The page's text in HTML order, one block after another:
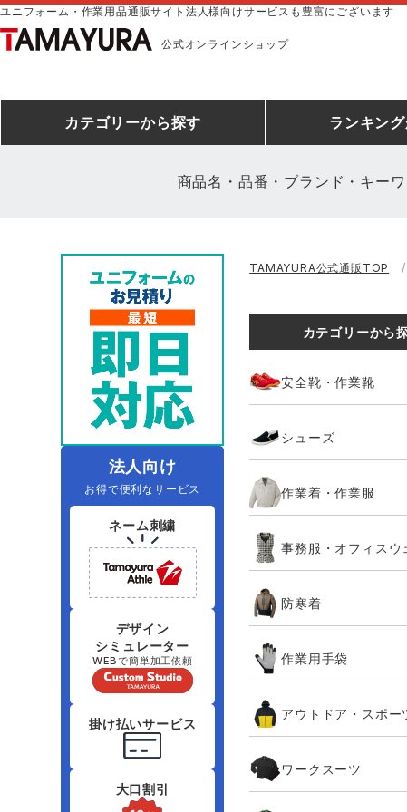
ユニフォーム・作業用品通販サイト法人様向けサービスも豊富にございます
公式オンラインショップ
カテゴリーから探す
防寒着
コンプレッションウェア 作
ヤッケ 作
ファン付きウェア（空調服シリー
ズ）
電
ランキング
ミズノ安全靴ランキング
空調服ランキング コンプレ
レインウェアランキング アイズフ
アイトス ランキング ジーベッ
アイズフロンティア
クロダルマ 桑和
住商モンブラン ボンマックス
シンメン 日進ゴム
タカヤ商事
アタックベース サンエス
藤井電工
農作業服
DIY・日曜大工作業服 飲食店ユ
夜間・高視認性安全服 医療白衣
商品名・品番・ブランド・キー
法人向け
お得で便利なサービス
ネーム刺繍
デザイン
シミュレーター
WEBで簡単加工依頼
掛け払いサービス
大口割引
TAMAYURA公式通販TOP
カテゴリーから
安全靴・作業靴
シューズ
作業着・作業服
事務服・オフィスウ
防寒着
作業用手袋
アウトドア・スポー
ワークスーツ